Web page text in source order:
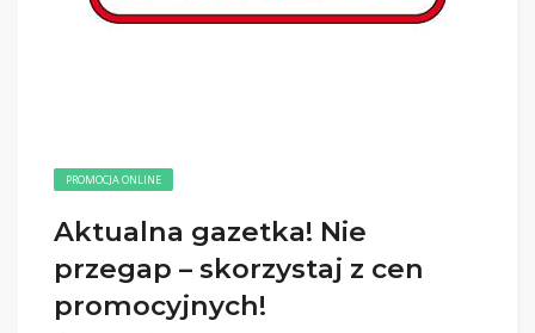
PROMOCJA ONLINE
Aktualna gazetka! Nie
przegap – skorzystaj z cen
promocyjnych!